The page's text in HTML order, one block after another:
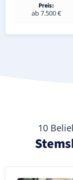
Preis:
ab 7.500 €
10